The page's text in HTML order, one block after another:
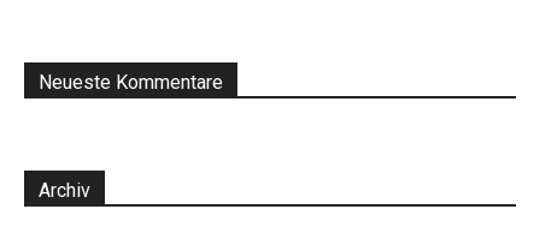
Neueste Kommentare
Archiv